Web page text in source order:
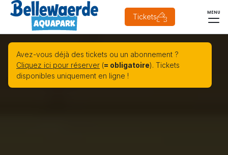
Tickets MENU
Avez-vous déjà des tickets ou un abonnement ?
Cliquez ici pour réserver (= obligatoire). Tickets
disponibles uniquement en ligne !
FAMILLES
MAXI SPLASH